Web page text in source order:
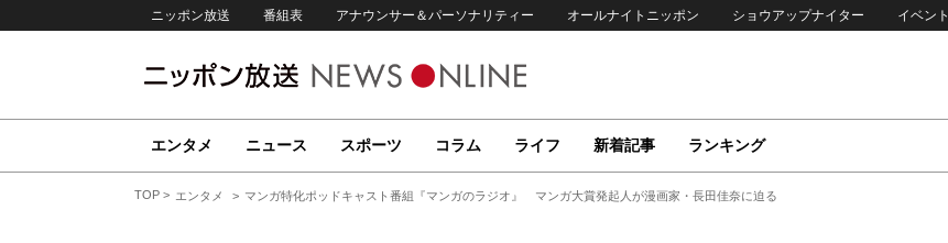
ニッポン放送 番組表 アナウンサー＆パーソナリティー オールナイトニッポン ショウアップナイター イベント
エンタメ ニュース スポーツ コラム ライフ 新着記事 ランキング
TOP エンタメ マンガ特化ポッドキャスト番組『マンガのラジオ』 マンガ大賞発起人が漫画家・長田佳奈に迫る